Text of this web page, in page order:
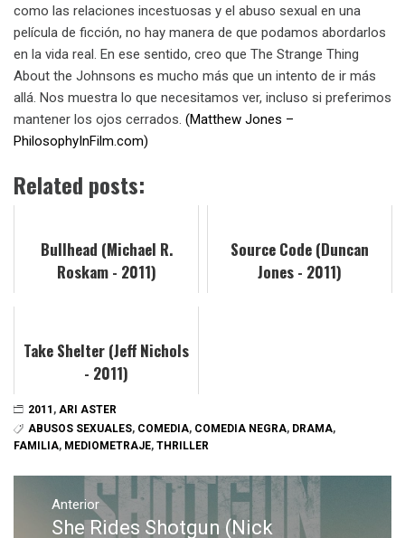
como las relaciones incestuosas y el abuso sexual en una
película de ficción, no hay manera de que podamos abordarlos
en la vida real. En ese sentido, creo que The Strange Thing
About the Johnsons es mucho más que un intento de ir más
allá. Nos muestra lo que necesitamos ver, incluso si preferimos
mantener los ojos cerrados. (Matthew Jones –
PhilosophyInFilm.com)
Related posts:
Bullhead (Michael R.
Roskam - 2011)
Source Code (Duncan
Jones - 2011)
Take Shelter (Jeff Nichols
- 2011)
2011 , ARI ASTER
ABUSOS SEXUALES, COMEDIA, COMEDIA NEGRA, DRAMA,
FAMILIA, MEDIOMETRAJE, THRILLER
Navegación
Anterior
Entrada
She Rides Shotgun (Nick